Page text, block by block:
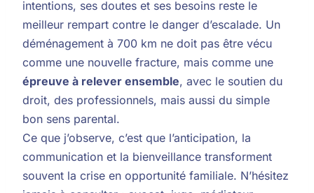
intentions, ses doutes et ses besoins reste le
meilleur rempart contre le danger d’escalade. Un
déménagement à 700 km ne doit pas être vécu
comme une nouvelle fracture, mais comme une
épreuve à relever ensemble, avec le soutien du
droit, des professionnels, mais aussi du simple
bon sens parental.
Ce que j’observe, c’est que l’anticipation, la
communication et la bienveillance transforment
souvent la crise en opportunité familiale. N’hésitez